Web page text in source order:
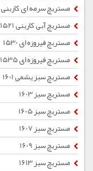
مستربچ سرمه ای کاربنی 1519
مستربچ آبی کاربنی 1521
مستربچ فیروزه ای 1530
مستربچ فیروزه ای 1535
مستربچ سبز یشمی 1601
مستربچ سبز 1603
مستربچ سبز 1605
مستربچ سبز 1607
مستربچ سبز 1609
مستربچ سبز 1613